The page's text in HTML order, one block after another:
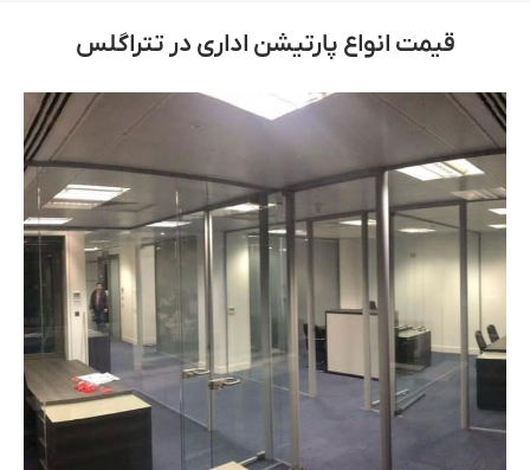
قیمت انواع پارتیشن اداری در تتراگلس